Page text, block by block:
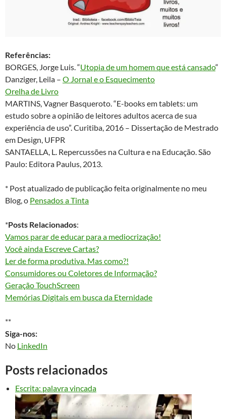
Referências:
BORGES, Jorge Luis. “Utopia de um homem que está cansado“
Danziger, Leila – O Jornal e o Esquecimento
Orelha de Livro
MARTINS, Vagner Basqueroto. “E-books em tablets: um
estudo sobre a opinião de leitores adultos acerca de sua
experiência de uso”. Curitiba, 2016 – Dissertação de Mestrado
em Design, UFPR
SANTAELLA, L. Repercussões na Cultura e na Educação. São
Paulo: Editora Paulus, 2013.
* Post atualizado de publicação feita originalmente no meu
Blog, o Pensados a Tinta
*Posts Relacionados:
Vamos parar de educar para a mediocrização!
Você ainda Escreve Cartas?
Ler de forma produtiva. Mas como?!
Consumidores ou Coletores de Informação?
Geração TouchScreen
Memórias Digitais em busca da Eternidade
**
Siga-nos:
No LinkedIn
Posts relacionados
Escrita: palavra vincada